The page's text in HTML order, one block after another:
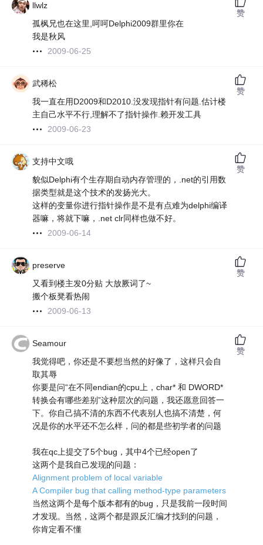
llwlz
孤枫兄也在这里,呵呵Delphi2009群里你在
我是秋风
2009-06-25
赞
武稀松
我一直在用D2009和D2010.没发现指针有问题.估计楼
主自己水平不行,理解不了指针操作.赖开发工具
2009-06-23
赞
支持中文哦
貌似Delphi有个生存期自动内存管理的，.net的引用数
据类型就是这个技术的发扬光大。
这样的变量你进行指针操作是不是有点难为delphi编译
器嘛，将就下嘛，.net clr同样也做不好。
2009-06-14
赞
preserve
又看到楼主发0分贴 大放厥词了~
搬个板凳看热闹
2009-06-13
赞
Seamour
我觉得吧，你还是不要想当然的好像了，这样只会自
取其辱
你要是问“在不同endian的cpu上，char* 和 DWORD*
转换会有哪些差别”这种层次的问题，我还愿意回答一
下。你自己搞不清的东西不代表别人也搞不清楚，何
况是你的水平还不怎么样，问的都是些初学者的问题
我在qc上提交了5个bug，其中4个已经open了
这两个是我自己发现的问题：
Alignment problem of local variable
A Compiler bug that calling method-type parameters
当然这两个是每个版本都有的bug，只是我前一段时间
才发现。当然，这两个都是跟反汇编才找到的问题，
你肯定看不懂
赞